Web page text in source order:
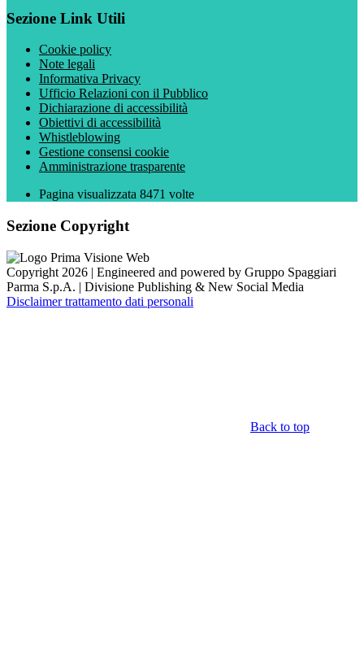
Sezione Link Utili
Cookie policy
Note legali
Informativa Privacy
Ufficio Relazioni con il Pubblico
Dichiarazione di accessibilità
Obiettivi di accessibilità
Whistleblowing
Gestione consensi cookie
Amministrazione trasparente
Pagina visualizzata 8471 volte
Sezione Copyright
Copyright 2026 | Engineered and powered by Gruppo Spaggiari
Parma S.p.A. | Divisione Publishing & New Social Media
Disclaimer trattamento dati personali
Back to top